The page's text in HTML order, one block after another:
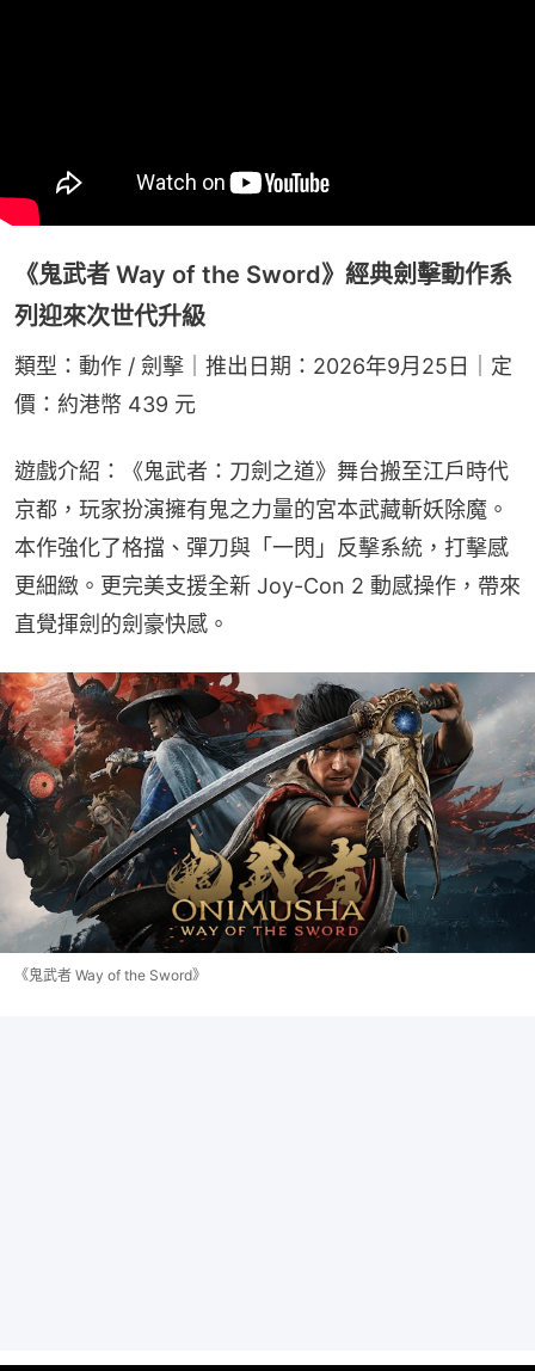
《鬼武者 Way of the Sword》經典劍擊動作系
列迎來次世代升級
類型：動作 / 劍擊｜推出日期：2026年9月25日｜定
價：約港幣 439 元
遊戲介紹：《鬼武者：刀劍之道》舞台搬至江戶時代
京都，玩家扮演擁有鬼之力量的宮本武藏斬妖除魔。
本作強化了格擋、彈刀與「一閃」反擊系統，打擊感
更細緻。更完美支援全新 Joy-Con 2 動感操作，帶來
直覺揮劍的劍豪快感。
《鬼武者 Way of the Sword》